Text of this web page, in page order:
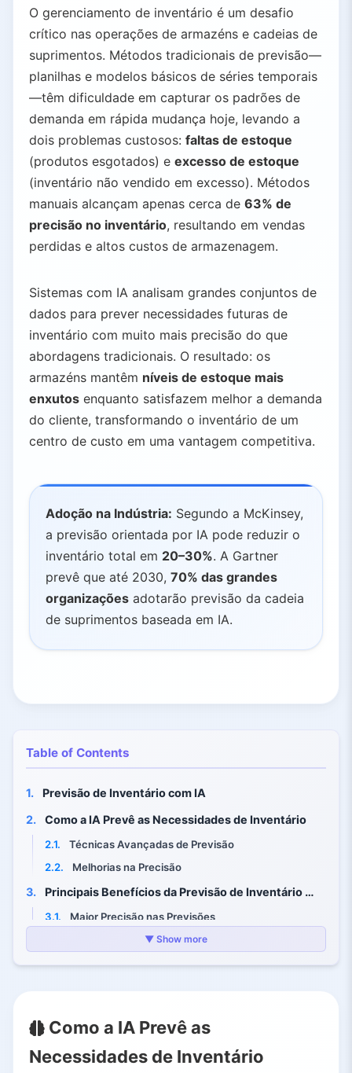
O gerenciamento de inventário é um desafio
crítico nas operações de armazéns e cadeias de
suprimentos. Métodos tradicionais de previsão—
planilhas e modelos básicos de séries temporais
—têm dificuldade em capturar os padrões de
demanda em rápida mudança hoje, levando a
dois problemas custosos: faltas de estoque
(produtos esgotados) e excesso de estoque
(inventário não vendido em excesso). Métodos
manuais alcançam apenas cerca de 63% de
precisão no inventário, resultando em vendas
perdidas e altos custos de armazenagem.
Sistemas com IA analisam grandes conjuntos de
dados para prever necessidades futuras de
inventário com muito mais precisão do que
abordagens tradicionais. O resultado: os
armazéns mantêm níveis de estoque mais
enxutos enquanto satisfazem melhor a demanda
do cliente, transformando o inventário de um
centro de custo em uma vantagem competitiva.
Adoção na Indústria: Segundo a McKinsey,
a previsão orientada por IA pode reduzir o
inventário total em 20–30%. A Gartner
prevê que até 2030, 70% das grandes
organizações adotarão previsão da cadeia
de suprimentos baseada em IA.
Table of Contents
1.
Previsão de Inventário com IA
2.
Como a IA Prevê as Necessidades de Inventário
2.1.
Técnicas Avançadas de Previsão
2.2.
Melhorias na Precisão
3. Principais Benefícios da Previsão de Inventário com IA
3.1.
Maior Precisão nas Previsões
Níveis de Estoque Otimizados
3.3. Economia nos Custos Operacionais
3.6. Resiliência da Cadeia de Suprimentos
4. Ferramentas e Aplicações de IA
▼ Show more
Como a IA Prevê as
Necessidades de Inventário